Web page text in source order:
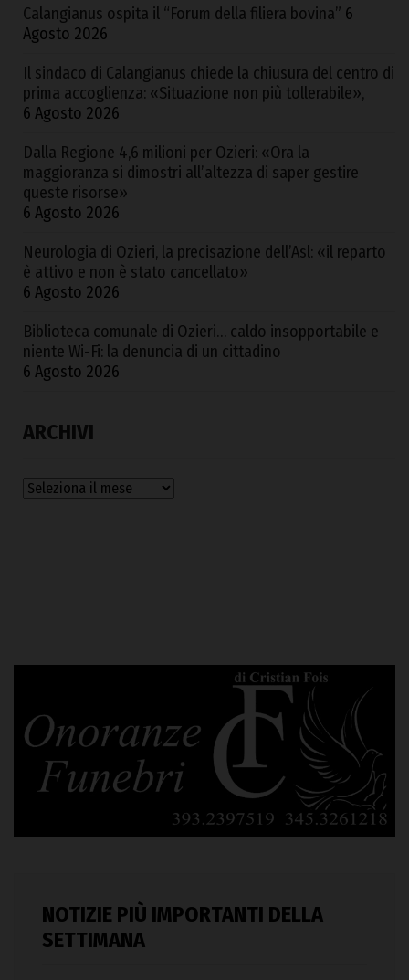
Calangianus ospita il “Forum della filiera bovina” 6
Agosto 2026
Il sindaco di Calangianus chiede la chiusura del centro di
prima accoglienza: «Situazione non più tollerabile»,
6 Agosto 2026
Dalla Regione 4,6 milioni per Ozieri: «Ora la
maggioranza si dimostri all’altezza di saper gestire
queste risorse»
6 Agosto 2026
Neurologia di Ozieri, la precisazione dell’Asl: «il reparto
è attivo e non è stato cancellato»
6 Agosto 2026
Biblioteca comunale di Ozieri… caldo insopportabile e
niente Wi-Fi: la denuncia di un cittadino
6 Agosto 2026
ARCHIVI
Archivi
NOTIZIE PIÙ IMPORTANTI DELLA
SETTIMANA